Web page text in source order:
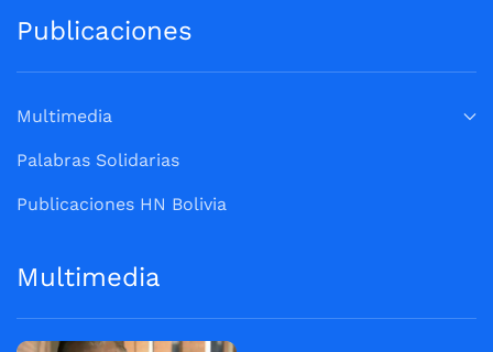
Publicaciones
Multimedia
Palabras Solidarias
Publicaciones HN Bolivia
Multimedia